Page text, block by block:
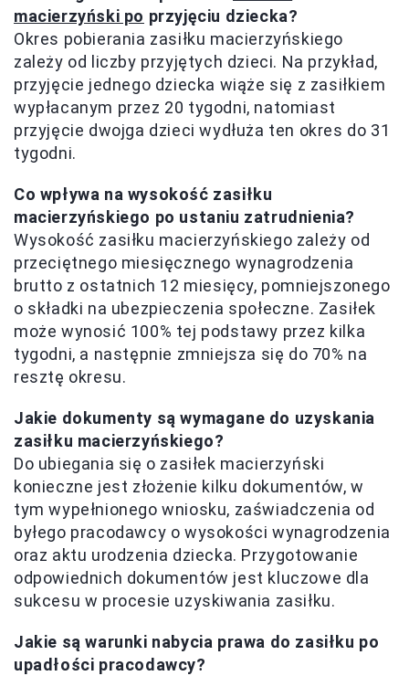
macierzyński po przyjęciu dziecka?
Okres pobierania zasiłku macierzyńskiego
zależy od liczby przyjętych dzieci. Na przykład,
przyjęcie jednego dziecka wiąże się z zasiłkiem
wypłacanym przez 20 tygodni, natomiast
przyjęcie dwojga dzieci wydłuża ten okres do 31
tygodni.
Co wpływa na wysokość zasiłku
macierzyńskiego po ustaniu zatrudnienia?
Wysokość zasiłku macierzyńskiego zależy od
przeciętnego miesięcznego wynagrodzenia
brutto z ostatnich 12 miesięcy, pomniejszonego
o składki na ubezpieczenia społeczne. Zasiłek
może wynosić 100% tej podstawy przez kilka
tygodni, a następnie zmniejsza się do 70% na
resztę okresu.
Jakie dokumenty są wymagane do uzyskania
zasiłku macierzyńskiego?
Do ubiegania się o zasiłek macierzyński
konieczne jest złożenie kilku dokumentów, w
tym wypełnionego wniosku, zaświadczenia od
byłego pracodawcy o wysokości wynagrodzenia
oraz aktu urodzenia dziecka. Przygotowanie
odpowiednich dokumentów jest kluczowe dla
sukcesu w procesie uzyskiwania zasiłku.
Jakie są warunki nabycia prawa do zasiłku po
upadłości pracodawcy?